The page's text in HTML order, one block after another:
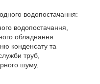
водопостачання:
водопостачання,
обладнання
конденсату та
труб,
шуму,